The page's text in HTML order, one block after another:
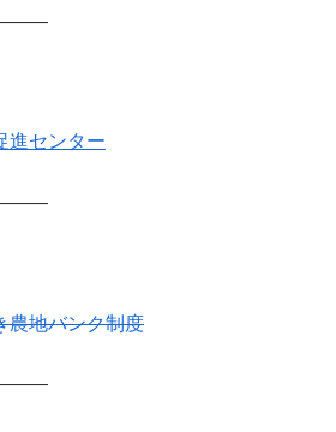
進センター
農地バンク制度